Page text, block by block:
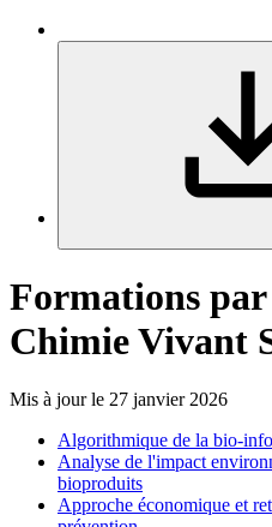
Formations
Chimie Vivant
Mis à jour le 27 janvier 2026
Algorithmique de la bio-
Analyse de l'impact
bioproduits
Approche économique et